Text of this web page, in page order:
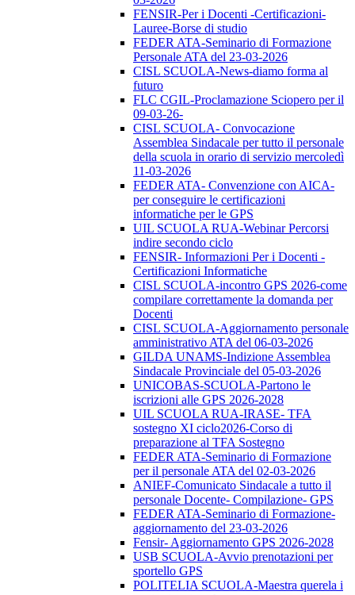
FENSIR-Per i Docenti -Certificazioni-
Lauree-Borse di studio
FEDER ATA-Seminario di Formazione
Personale ATA del 23-03-2026
CISL SCUOLA-News-diamo forma al
futuro
FLC CGIL-Proclamazione Sciopero per il
09-03-26-
CISL SCUOLA- Convocazione
Assemblea Sindacale per tutto il personale
della scuola in orario di servizio mercoledì
11-03-2026
FEDER ATA- Convenzione con AICA-
per conseguire le certificazioni
informatiche per le GPS
UIL SCUOLA RUA-Webinar Percorsi
indire secondo ciclo
FENSIR- Informazioni Per i Docenti -
Certificazioni Informatiche
CISL SCUOLA-incontro GPS 2026-come
compilare correttamente la domanda per
Docenti
CISL SCUOLA-Aggiornamento personale
amministrativo ATA del 06-03-2026
GILDA UNAMS-Indizione Assemblea
Sindacale Provinciale del 05-03-2026
UNICOBAS-SCUOLA-Partono le
iscrizioni alle GPS 2026-2028
UIL SCUOLA RUA-IRASE- TFA
sostegno XI ciclo2026-Corso di
preparazione al TFA Sostegno
FEDER ATA-Seminario di Formazione
per il personale ATA del 02-03-2026
ANIEF-Comunicato Sindacale a tutto il
personale Docente- Compilazione- GPS
FEDER ATA-Seminario di Formazione-
aggiornamento del 23-03-2026
Fensir- Aggiornamento GPS 2026-2028
USB SCUOLA-Avvio prenotazioni per
sportello GPS
POLITELIA SCUOLA-Maestra querela i